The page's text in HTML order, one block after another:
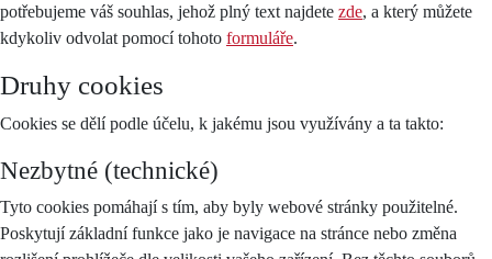
potřebujeme váš souhlas, jehož plný text najdete zde, a který můžete
kdykoliv odvolat pomocí tohoto formuláře.
Druhy cookies
Cookies se dělí podle účelu, k jakému jsou využívány a ta takto:
Nezbytné (technické)
Tyto cookies pomáhají s tím, aby byly webové stránky použitelné.
Poskytují základní funkce jako je navigace na stránce nebo změna